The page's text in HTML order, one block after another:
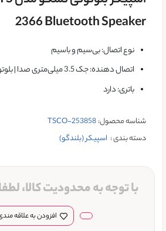
2366 Bluetooth Speaker
نوع اتصال: بی‌سیم و باسیم
اتصال دهنده: جک 3.5 میلی‌متری صدا | بلوتوث
باتری: دارد
شناسه محصول:TSCO-253858
دسته بندی : اسپیکر (بلندگو)
با توجه به محدودیت کالا،
افزودن به علاقه